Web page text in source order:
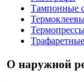
Тампонные
О наружной